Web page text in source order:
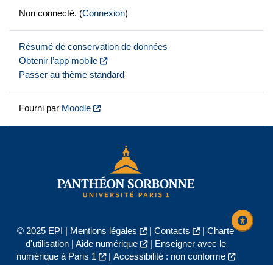
Non connecté. (Connexion)
Résumé de conservation de données
Obtenir l’app mobile
Passer au thème standard
Fourni par Moodle
© 2025 EPI | Mentions légales | Contacts | Charte
d'utilisation| Aide numérique |
Enseigner avec le
numérique à Paris 1
| Accessibilité : non conforme